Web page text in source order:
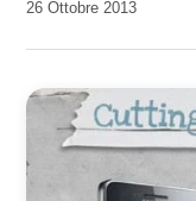
da
26 Ottobre 2013